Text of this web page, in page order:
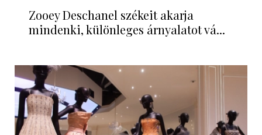
Zooey Deschanel székeit akarja
mindenki, különleges árnyalatot vá...